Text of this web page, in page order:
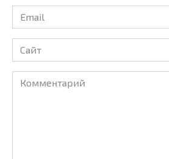
Email
*
Сайт
Комментарий